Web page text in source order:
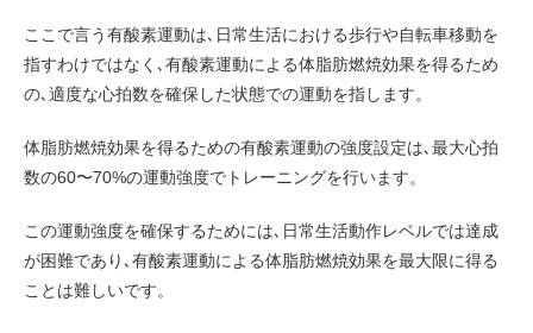
ここで言う有酸素運動は､日常生活における歩行や自転車移動を
指すわけではなく､有酸素運動による体脂肪燃焼効果を得るため
の､適度な心拍数を確保した状態での運動を指します。
体脂肪燃焼効果を得るための有酸素運動の強度設定は､最大心拍
数の60〜70%の運動強度でトレーニングを行います。
この運動強度を確保するためには､日常生活動作レベルでは達成
が困難であり､有酸素運動による体脂肪燃焼効果を最大限に得る
ことは難しいです。